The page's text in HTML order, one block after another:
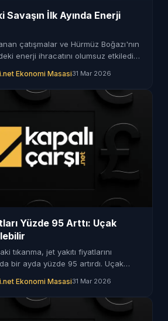
İlk Ayında Enerji
çatışmalar ve Hürmüz Boğazı'nın
enerji ihracatını olumsuz etkiledi.
Ekonomi Masasi31 Mar 2026
Yüzde 95 Arttı: Uçak
tıkanma, jet yakıtı fiyatlarını
bir ayda yüzde 95 artırdı. Uçak
Ekonomi Masasi31 Mar 2026